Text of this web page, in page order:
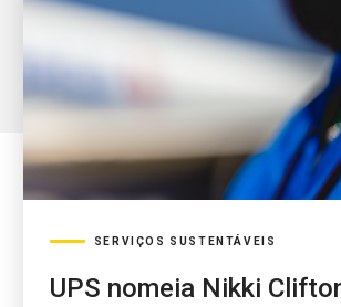
SERVIÇOS SUSTENTÁVEIS
UPS nomeia Nikki